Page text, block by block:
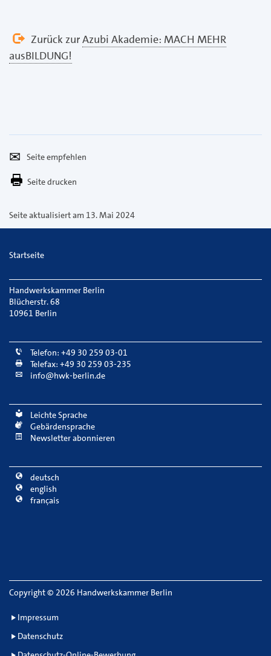
Zurück zurAzubi Akademie: MACH MEHR
ausBILDUNG!
empfehlen
Per
E-
versenden
Seite drucken
Seite aktualisiert am 13. Mai 2024
Startseite
Handwerkskammer Berlin
Blücherstr. 68
10961 Berlin
Telefon: +49 30 259 03-01
Telefax: +49 30 259 03-235
info@hwk-berlin.de
Leichte Sprache
Gebärdensprache
Newsletter abonnieren
deutsch
english
français
Copyright© 2026 Handwerkskammer Berlin
Impressum
Datenschutz